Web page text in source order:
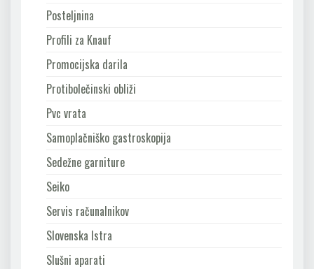
Posteljnina
Profili za Knauf
Promocijska darila
Protibolečinski obliži
Pvc vrata
Samoplačniško gastroskopija
Sedežne garniture
Seiko
Servis računalnikov
Slovenska Istra
Slušni aparati